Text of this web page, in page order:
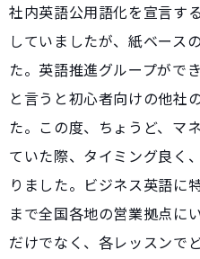
社内英語公用語化を宣言す
していましたが、紙ベース
た。英語推進グループがで
と言うと初心者向けの他社
た。この度、ちょうど、マ
ていた際、タイミング良く
りました。ビジネス英語に
まで全国各地の営業拠点に
だけでなく、各レッスンで